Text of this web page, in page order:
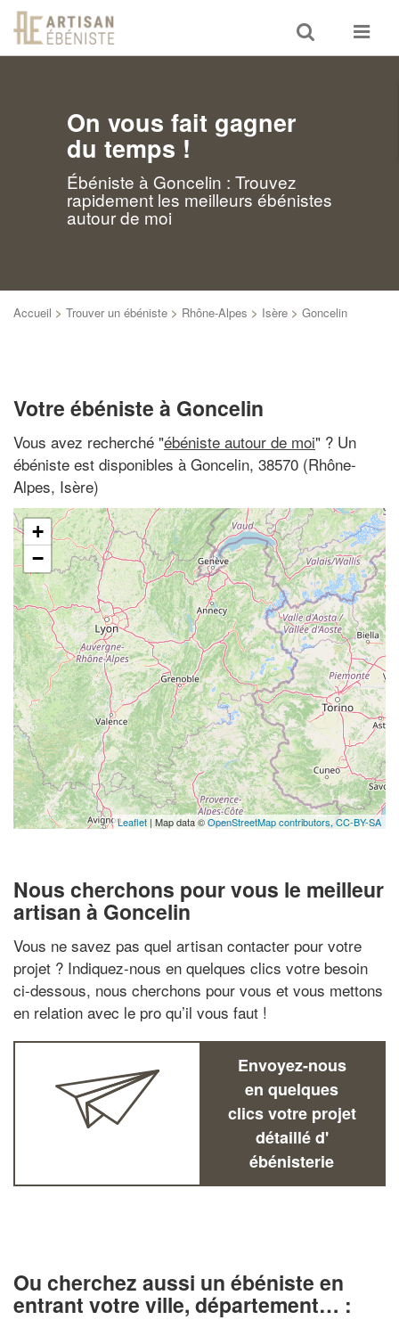
Toggle
search
Toggle
On vous fait gagner
du temps !
Ébéniste à Goncelin : Trouvez
rapidement les meilleurs ébénistes
autour de moi
Accueil > Trouver un ébéniste > Rhône-Alpes > Isère > Goncelin
Votre ébéniste à Goncelin
Vous avez recherché "ébéniste autour de moi" ? Un
ébéniste est disponibles à Goncelin, 38570 (Rhône-
Alpes, Isère)
+
−
Leaflet | Map data ©OpenStreetMap contributors,CC-BY-SA
Nous cherchons pour vous le meilleur
artisan à Goncelin
Vous ne savez pas quel artisan contacter pour votre
projet ? Indiquez-nous en quelques clics votre besoin
ci-dessous, nous cherchons pour vous et vous mettons
en relation avec le pro qu’il vous faut !
Envoyez-nous
en quelques
clics votre projet
détaillé d'
ébénisterie
Ou cherchez aussi un ébéniste en
entrant votre ville, département… :